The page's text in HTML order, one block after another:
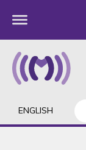
ENGLISH